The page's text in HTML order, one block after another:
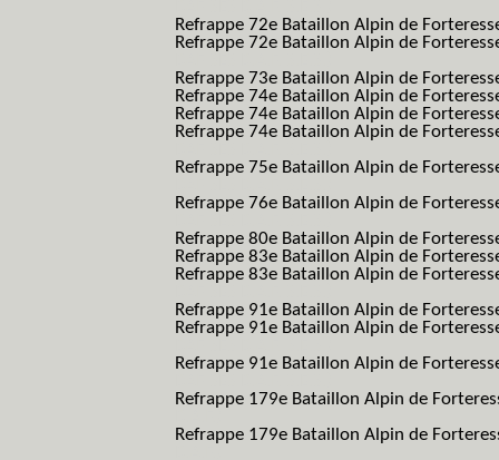
Refrappe 72e Bataillon Alpin de
Refrappe 72e Bataillon Alpin de
Refrappe 73e Bataillon Alpin de
Refrappe 74e Bataillon Alpin de
Refrappe 74e Bataillon Alpin de
Refrappe 74e Bataillon Alpin de
Refrappe 75e Bataillon Alpin de
Refrappe 76e Bataillon Alpin de
Refrappe 80e Bataillon Alpin de
Refrappe 83e Bataillon Alpin de
Refrappe 83e Bataillon Alpin de
Refrappe 91e Bataillon Alpin de
Refrappe 91e Bataillon Alpin de
Refrappe 91e Bataillon Alpin de
Refrappe 179e Bataillon Alpin de
Refrappe 179e Bataillon Alpin de